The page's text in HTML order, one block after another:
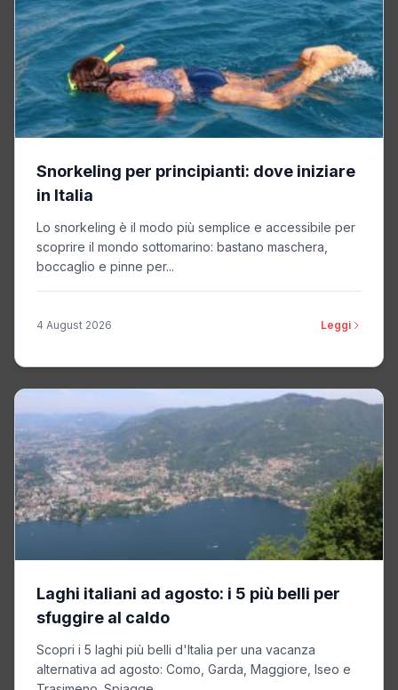
Snorkeling per principianti: dove iniziare
in Italia
Lo snorkeling è il modo più semplice e accessibile per
scoprire il mondo sottomarino: bastano maschera,
boccaglio e pinne per...
4 August 2026 Leggi
Laghi italiani ad agosto: i 5 più belli per
sfuggire al caldo
Scopri i 5 laghi più belli d'Italia per una vacanza
alternativa ad agosto: Como, Garda, Maggiore, Iseo e